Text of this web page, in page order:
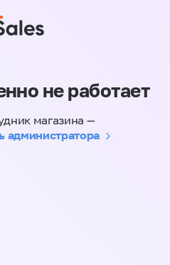
не работает
магазина —
администратора